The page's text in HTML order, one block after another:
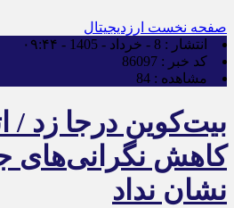
صفحه نخست ارزدیجیتال
انتشار : 8 - خرداد - 1405 - ۰۹:۴۴
کد خبر : 86097
مشاهده : 84
بیت‌کوین درجا زد /
کاهش نگرانی‌های
نشان نداد